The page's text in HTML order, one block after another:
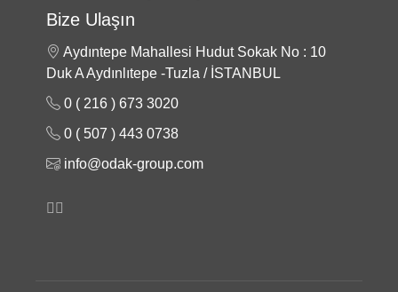
Bize Ulaşın
Aydıntepe Mahallesi Hudut Sokak No : 10
Duk A Aydınlıtepe -Tuzla / İSTANBUL
0 ( 216 ) 673 3020
0 ( 507 ) 443 0738
info@odak-group.com